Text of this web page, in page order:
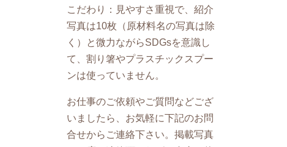
こだわり：見やすさ重視で、紹介
写真は10枚（原材料名の写真は除
く）と微力ながらSDGsを意識し
て、割り箸やプラスチックスプー
ンは使っていません。
お仕事のご依頼やご質問などござ
いましたら、お気軽に下記のお問
合せからご連絡下さい。掲載写真